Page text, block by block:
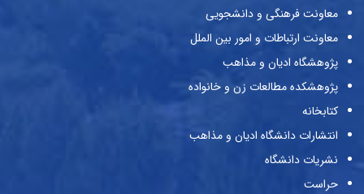
معاونت فرهنگی و دانشجویی
معاونت ارتباطات و امور بین الملل
پژوهشگاه ادیان و مذاهب
پژوهشکده مطالعات زن و خانواده
کتابخانه
انتشارات دانشگاه ادیان و مذاهب
نشریات دانشگاه
حراست